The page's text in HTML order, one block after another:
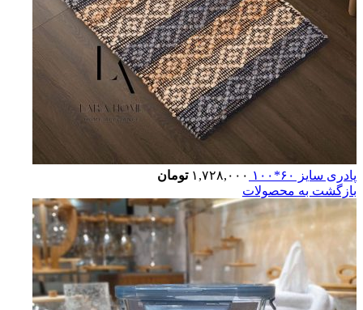
پادری سایز ۶۰*۱۰۰ ۱,۷۲۸,۰۰۰ تومان
بازگشت به محصولات